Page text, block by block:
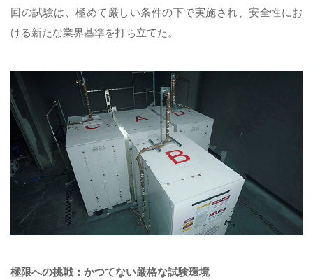
回の試験は、極めて厳しい条件の下で実施され、安全性にお
ける新たな業界基準を打ち立てた。
極限への挑戦：かつてない厳格な試験環境